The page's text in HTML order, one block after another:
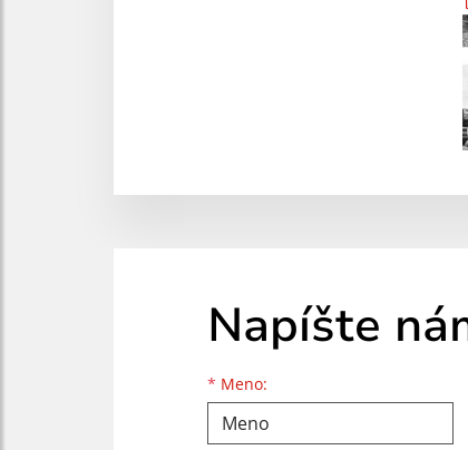
Napíšte
* Meno:
Meno
Priezvisko
E-mailová adresa